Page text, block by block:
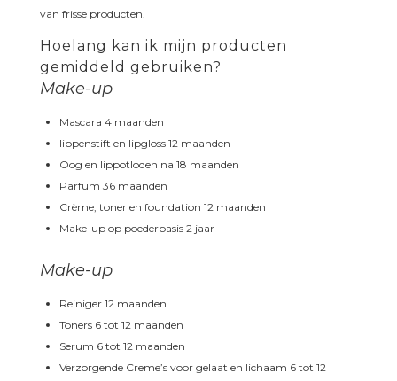
van frisse producten.
Hoelang kan ik mijn producten
gemiddeld gebruiken?
Make-up
Mascara 4 maanden
lippenstift en lipgloss 12 maanden
Oog en lippotloden na 18 maanden
Parfum 36 maanden
Crème, toner en foundation 12 maanden
Make-up op poederbasis 2 jaar
Make-up
Reiniger 12 maanden
Toners 6 tot 12 maanden
Serum 6 tot 12 maanden
Verzorgende Creme’s voor gelaat en lichaam 6 tot 12